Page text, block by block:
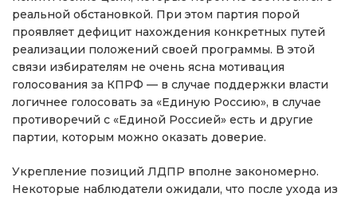
реальной обстановкой. При этом партия порой
проявляет дефицит нахождения конкретных путей
реализации положений своей программы. В этой
связи избирателям не очень ясна мотивация
голосования за КПРФ — в случае поддержки власти
логичнее голосовать за «Единую Россию», в случае
противоречий с «Единой Россией» есть и другие
партии, которым можно оказать доверие.
Укрепление позиций ЛДПР вполне закономерно.
Некоторые наблюдатели ожидали, что после ухода из